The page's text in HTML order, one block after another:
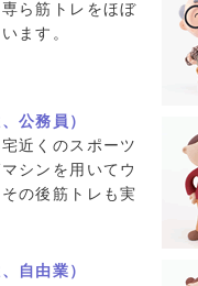
ら筋トレをほぼ
ます。
公務員）
近くのスポーツ
シンを用いてウ
の後筋トレも実
自由業）